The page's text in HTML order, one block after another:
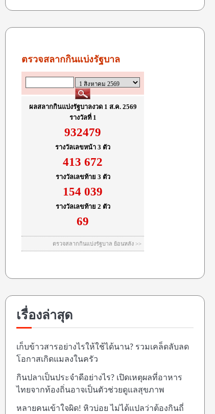
เรื่องล่าสุด
เก็บข้าวสารอย่างไรให้ใช้ได้นาน? รวมเคล็ดลับลด
โอกาสเกิดแมลงในครัว
กินปลาเป็นประจำดีอย่างไร? เปิดเหตุผลที่อาหาร
ไทยจากท้องถิ่นอาจเป็นตัวช่วยดูแลสุขภาพ
หลายคนเข้าใจผิด! หิวบ่อย ไม่ได้แปลว่าต้องกินถี่